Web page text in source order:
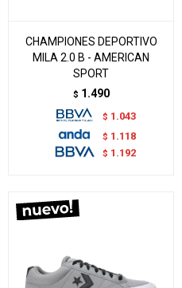
CHAMPIONES DEPORTIVO
MILA 2.0 B - AMERICAN
SPORT
$ 1.490
$ 1.043
$ 1.118
$ 1.192